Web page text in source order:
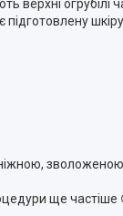
верхні
шкіру.
ще частіше